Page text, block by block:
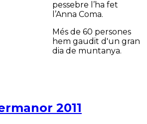
pessebre l’ha fet
l’Anna Coma.
Més de 60 persones
hem gaudit d'un gran
dia de muntanya.
2011